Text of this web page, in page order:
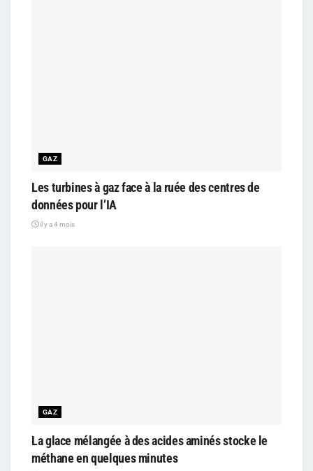
GAZ
Les turbines à gaz face à la ruée des centres de
données pour l’IA
il y a 4 mois
GAZ
La glace mélangée à des acides aminés stocke le
méthane en quelques minutes